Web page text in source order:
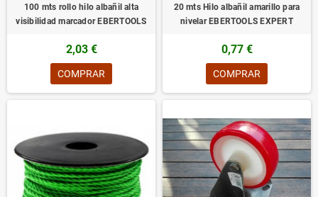
100 mts rollo hilo albañil alta
visibilidad marcador EBERTOOLS
2,03 €
COMPRAR
20 mts Hilo albañil amarillo para
nivelar EBERTOOLS EXPERT
0,77 €
COMPRAR